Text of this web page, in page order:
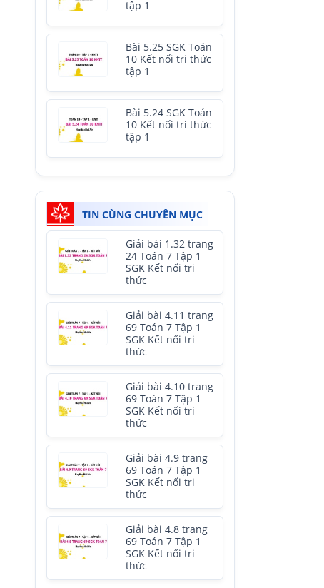
tập 1
Bài 5.25 SGK Toán
10 Kết nối tri thức
tập 1
Bài 5.24 SGK Toán
10 Kết nối tri thức
tập 1
TIN CÙNG CHUYÊN MỤC
Giải bài 1.32 trang
24 Toán 7 Tập 1
SGK Kết nối tri
thức
Giải bài 4.11 trang
69 Toán 7 Tập 1
SGK Kết nối tri
thức
Giải bài 4.10 trang
69 Toán 7 Tập 1
SGK Kết nối tri
thức
Giải bài 4.9 trang
69 Toán 7 Tập 1
SGK Kết nối tri
thức
Giải bài 4.8 trang
69 Toán 7 Tập 1
SGK Kết nối tri
thức